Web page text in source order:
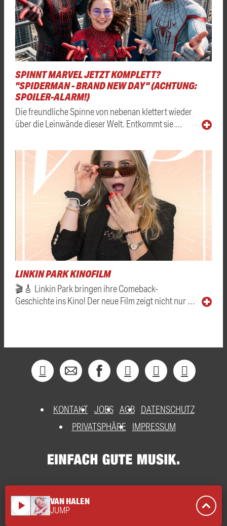
SPINNT MARVEL JETZT KOMPLETT?
"SPIDERMAN - BRAND NEW DAY" (ACHTUNG:
SPOILER-ALARM!)
Die freundliche Spinne von nebenan klettert wieder
über die Leinwände dieser Welt. Entkommt sie …
LINKIN PARK KINOFILM
🎬🎸 Linkin Park bringen ihre Comeback-
Geschichte ins Kino! Der neue Film zeigt nicht nur …
KONTAKT JOBS AGB DATENSCHUTZ
PRIVATSPHÄRE
IMPRESSUM
play_arrow VAN HALEN
JUMP